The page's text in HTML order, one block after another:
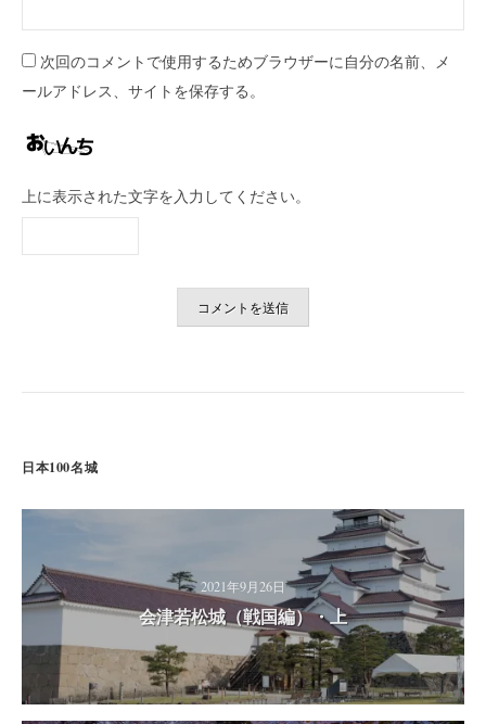
次回のコメントで使用するためブラウザーに自分の名前、メ
ールアドレス、サイトを保存する。
上に表示された文字を入力してください。
日本100名城
2021年9月26日
会津若松城（戦国編）・上